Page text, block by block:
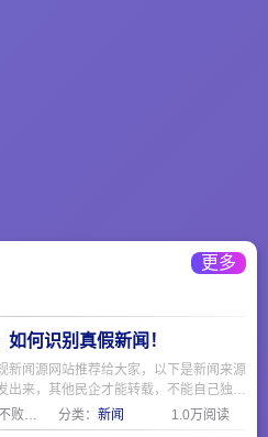
更多
何识别真假新闻！
新闻源网站推荐给大家，以下是新闻来源
出来，其他民企才能转载，不能自己独立
来源：东方不败网址大全 分类：新闻 1.0万阅读